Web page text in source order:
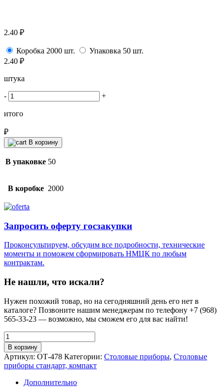
2.40 ₽
Коробка 2000 шт.
Упаковка 50 шт.
2.40 ₽
штука
- +
итого
₽
В корзину
В упаковке 50
В коробке 2000
Запросить оферту госзакупки
Проконсультируем, обсудим все подробности, технические
моменты и поможем сформировать НМЦК по любым
контрактам.
Не нашли, что искали?
Нужен похожий товар, но на сегодняшний день его нет в
каталоге? Позвоните нашим менеджерам по телефону +7 (968)
565-33-23 — возможно, мы сможем его для вас найти!
Количество
товара
Вилка
столовая
одноразовая,
В корзину
Артикул: ОТ-478 Категории: Столовые приборы, Столовые
приборы стандарт, компакт
Дополнительно